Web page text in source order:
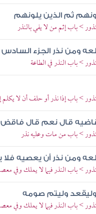
ثم الذين يلونهم
> باب إثم من لا يفي بالنذر
ومن نذر الجزء
> باب النذر في الطاعة
> باب إذا نذر أو حلف أن لا يكلم
قال نعم قال فاقض
> باب من مات وعليه نذر
ومن نذر أن يعصيه
> باب النذر فيما لا يملك وفي
وليتم صومه
> باب النذر فيما لا يملك وفي